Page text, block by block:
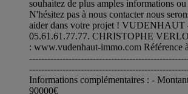
souhaitez de plus amples informations
N'hésitez pas à nous contacter nous
aider dans votre projet !
05.61.61.77.77. CHRISTOPHE
: www.vudenhaut-immo.com Référence
Informations complémentaires : -
90000€